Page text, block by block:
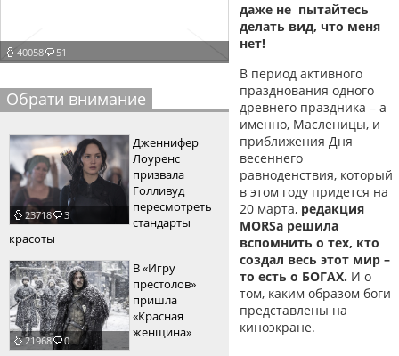
пїЅпїЅпїЅпїЅпїЅпїЅпїЅпїЅпїЅпїЅпїЅ
пїЅпїЅпїЅ
пїЅпїЅпїЅпїЅпїЅпїЅпїЅпїЅпїЅ
пїЅпїЅпїЅ пїЅпїЅпїЅпїЅпїЅ
пїЅпїЅпїЅ пїЅпїЅпїЅпїЅпїЅпїЅ
пїЅпїЅпїЅпїЅпїЅ
пїЅпїЅпїЅпїЅпїЅпїЅпїЅпїЅпїЅпїЅ
пїЅпїЅпїЅпїЅпїЅпїЅпїЅпїЅпїЅпїЅ
40058 51
Обрати внимание
23718 3
Дженнифер
Лоуренс
призвала
Голливуд
пересмотреть
стандарты
красоты
21968 0
В «Игру
престолов»
пришла
«Красная
женщина»
даже не пытайтесь
делать вид, что меня
нет!
В период активного
празднования одного
древнего праздника – а
именно, Масленицы, и
приближения Дня
весеннего
равноденствия, который
в этом году придется на
20 марта, редакция
MORSa решила
вспомнить о тех, кто
создал весь этот мир –
то есть о БОГАХ. И о
том, каким образом боги
представлены на
киноэкране.